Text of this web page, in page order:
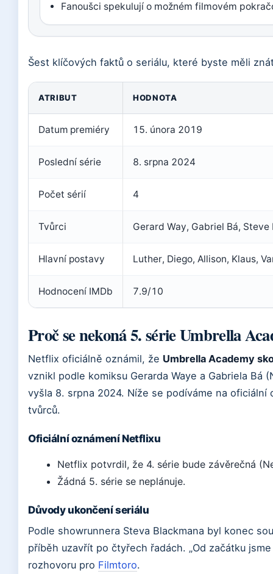
Fanoušci spekulují o možném filmovém
Šest klíčových faktů o seriálu, které byste měli
ATRIBUT HODNOTA
Datum premiéry 15. února 2019
Poslední série 8. srpna 2024
Počet sérií 4
Tvůrci Gerard Way, Gabriel Bá, Steve
Hlavní postavy Luther, Diego, Allison, Klaus,
Hodnocení IMDb 7.9/10
Proč se nekoná 5. série Umbrella
Netflix oficiálně oznámil, že Umbrella Academy
vznikl podle komiksu Gerarda Waye a Gabriela Bá
vyšla 8. srpna 2024. Níže se podíváme na oficiální
tvůrců.
Oficiální oznámení Netflixu
Netflix potvrdil, že 4. série bude závěrečná
Žádná 5. série se neplánuje.
Důvody ukončení seriálu
Podle showrunnera Steva Blackmana byl konec
příběh uzavřít po čtyřech řadách. „Od začátku
rozhovoru pro Filmtoro.